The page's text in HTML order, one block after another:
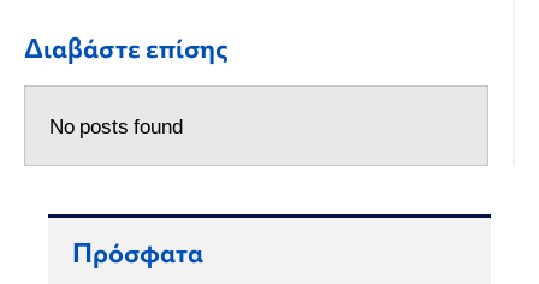
Διαβάστε επίσης
No posts found
Πρόσφατα